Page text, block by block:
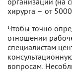
хирурга – от
Чтобы точно
отношении
специалистам
вопросам.